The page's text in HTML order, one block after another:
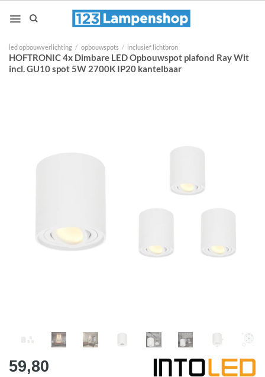
naar
led opbouwverlichting / opbouwspots / inclusief lichtbron
HOFTRONIC 4x Dimbare LED Opbouwspot plafond Ray Wit
incl. GU10 spot 5W 2700K IP20 kantelbaar
59,80